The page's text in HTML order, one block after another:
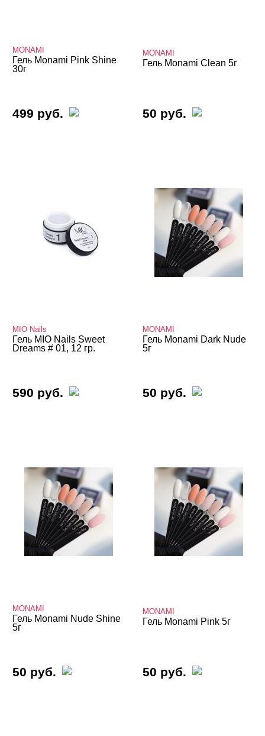
ВИДЫ ГЕЛЕЙ Cвернуть
LED-гели
ТИПЫ ГЕЛЕЙ Cвернуть
База
Вельвет
MONAMI
Гель Monami Pink Shine
30г
499 руб.
MONAMI
Гель Monami Clean 5г
50 руб.
MIO Nails
Гель MIO Nails Sweet
Dreams # 01, 12 гр.
590 руб.
MONAMI
Гель Monami Dark Nude
5г
50 руб.
MONAMI
Гель Monami Nude Shine
5г
50 руб.
MONAMI
Гель Monami Pink 5г
50 руб.